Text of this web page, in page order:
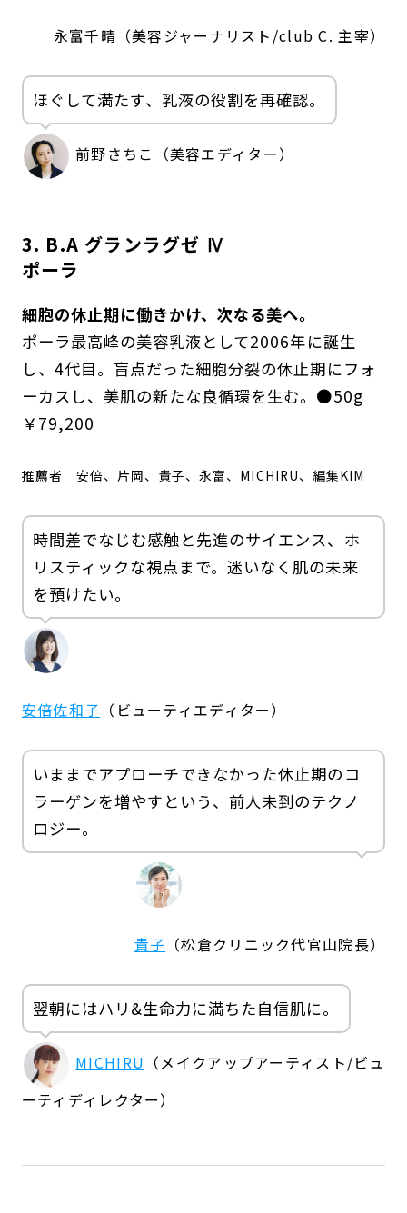
永富千晴（美容ジャーナリスト/club C. 主宰）
ほぐして満たす、乳液の役割を再確認。
前野さちこ（美容エディター）
3. B.A グランラグゼ Ⅳ
ポーラ
細胞の休止期に働きかけ、次なる美へ。
ポーラ最高峰の美容乳液として2006年に誕生
し、4代目。盲点だった細胞分裂の休止期にフォ
ーカスし、美肌の新たな良循環を生む。●50g
￥79,200
推薦者 安倍、片岡、貴子、永富、MICHIRU、編集KIM
時間差でなじむ感触と先進のサイエンス、ホ
リスティックな視点まで。迷いなく肌の未来
を預けたい。
安倍佐和子 （ビューティエディター）
いままでアプローチできなかった休止期のコ
ラーゲンを増やすという、前人未到のテクノ
ロジー。
貴子 （松倉クリニック代官山院長）
翌朝にはハリ&生命力に満ちた自信肌に。
MICHIRU （メイクアップアーティスト/ビュ
ーティディレクター）